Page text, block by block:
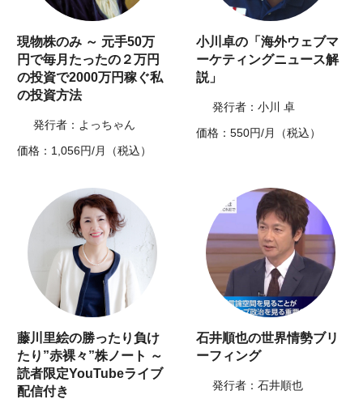
現物株のみ ～ 元手50万
円で毎月たったの２万円
の投資で2000万円稼ぐ私
の投資方法
発行者：よっちゃん
価格：1,056円/月（税込）
小川卓の「海外ウェブマ
ーケティングニュース解
説」
発行者：小川 卓
価格：550円/月（税込）
藤川里絵の勝ったり負け
たり”赤裸々”株ノート ～
読者限定YouTubeライブ
配信付き
石井順也の世界情勢ブリ
ーフィング
発行者：石井順也